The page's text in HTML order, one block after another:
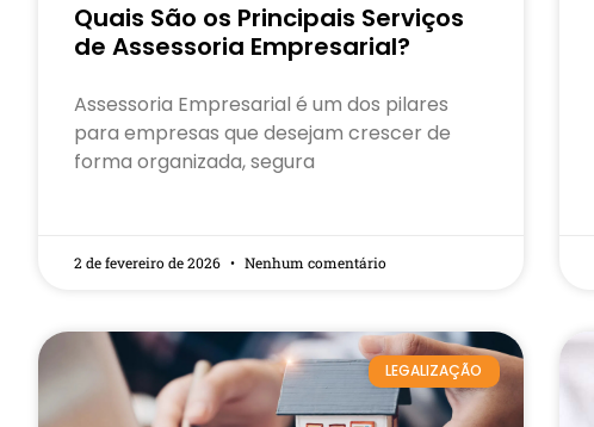
Quais São os Principais Serviços
de Assessoria Empresarial?
Assessoria Empresarial é um dos pilares
para empresas que desejam crescer de
forma organizada, segura
2 de fevereiro de 2026 Nenhum comentário
LEGALIZAÇÃO